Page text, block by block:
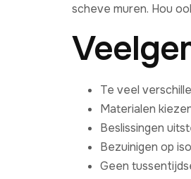
scheve muren. Hou
Te veel
Materialen
Beslissingen
Bezuinigen op
Geen